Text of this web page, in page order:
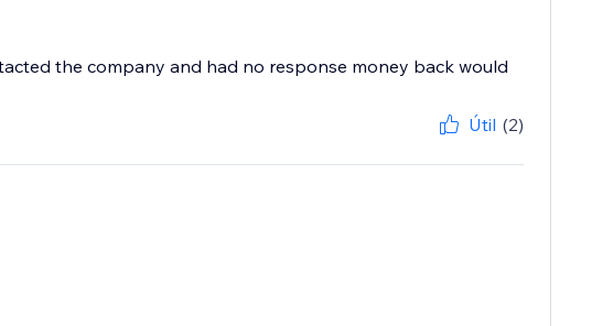
the company and had no response money back would
Útil (2)